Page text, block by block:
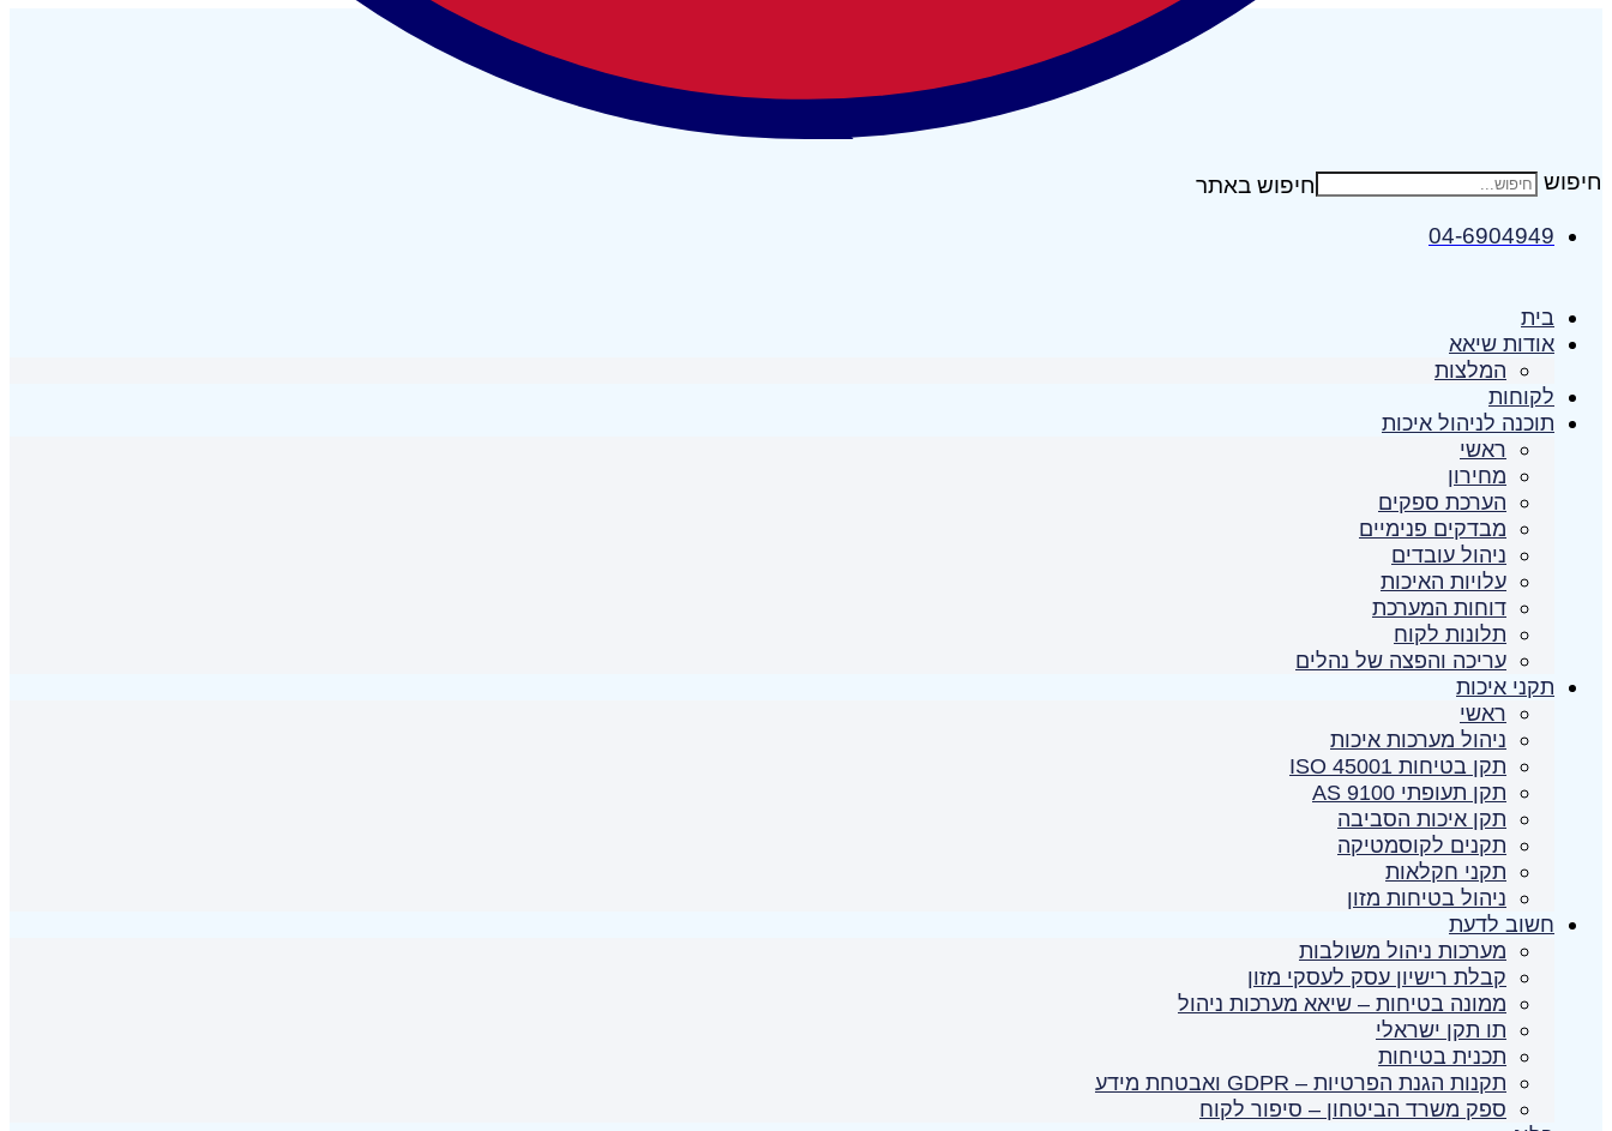
חיפוש
04-6904949
בית
אודות שיאא
המלצות
לקוחות
תוכנה לניהול איכות
ראשי
מחירון
הערכת ספקים
מבדקים פנימיים
ניהול עובדים
עלויות האיכות
דוחות המערכת
תלונות לקוח
עריכה והפצה של נהלים
תקני איכות
ראשי
ניהול מערכות איכות
תקן בטיחות ISO 45001
תקן תעופתי AS 9100
תקן איכות הסביבה
תקנים לקוסמטיקה
תקני חקלאות
ניהול בטיחות מזון
חשוב לדעת
מערכות ניהול משולבות
קבלת רישיון עסק לעסקי מזון
ממונה בטיחות – שיאא מערכות ניהול
תו תקן ישראלי
תכנית בטיחות
תקנות הגנת הפרטיות – GDPR ואבטחת מידע
ספק משרד הביטחון – סיפור לקוח